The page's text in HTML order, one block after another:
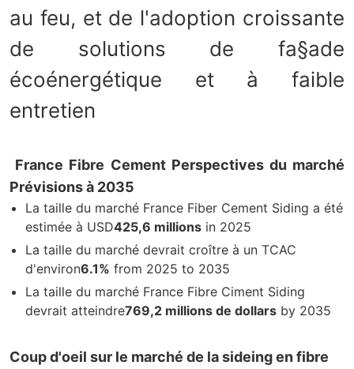
au feu, et de l'adoption croissante
de solutions de fa§ade
écoénergétique et à faible
entretien
France Fibre Cement Perspectives du marché
Prévisions à 2035
La taille du marché France Fiber Cement Siding a été
estimée à USD425,6 millions in 2025
La taille du marché devrait croître à un TCAC
d'environ6.1% from 2025 to 2035
La taille du marché France Fibre Ciment Siding
devrait atteindre769,2 millions de dollars by 2035
Coup d'oeil sur le marché de la sideing en fibre